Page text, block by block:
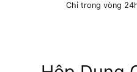
Chỉ trong vòng